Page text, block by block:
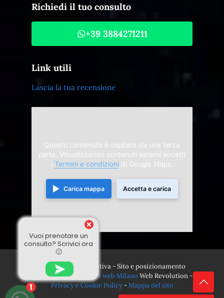
Richiedi il tuo consulto
+39 3884271211
Link utili
Lascia la tua recensione
Questo contenuto è ospitato da una terza
parte. Visualizzando contenuti esterni accetti
i Termini e condizioni di Google Maps.
Carica mappa Accetta e carica
© 2024 Divina Sensitiva - Sito e posizionamento
realizzato dall'
Agenzia web Milano Web Revolution -
Privacy e Cookie Policy-Mappa del sito
Vuoi prenotare un
consulto? Scrivici ora
🙂
1